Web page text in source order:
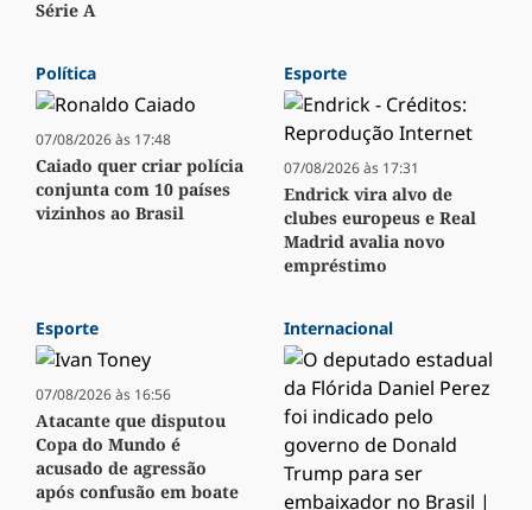
Série A
Política
07/08/2026 às 17:48
Caiado quer criar polícia
conjunta com 10 países
vizinhos ao Brasil
Esporte
07/08/2026 às 17:31
Endrick vira alvo de
clubes europeus e Real
Madrid avalia novo
empréstimo
Esporte
07/08/2026 às 16:56
Atacante que disputou
Copa do Mundo é
acusado de agressão
após confusão em boate
Internacional